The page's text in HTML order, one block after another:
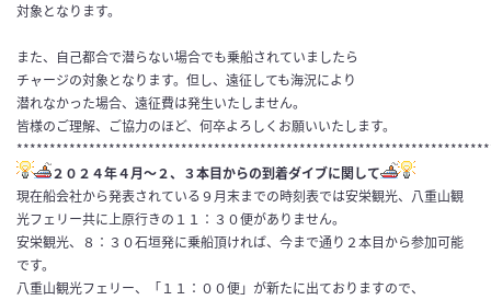
対象となります。
また、自己都合で潜らない場合でも乗船されていましたら
チャージの対象となります。但し、遠征しても海況により
潜れなかった場合、遠征費は発生いたしません。
皆様のご理解、ご協力のほど、何卒よろしくお願いいたします。
２０２４年４月〜２、３本目からの到着ダイブに関して
現在船会社から発表されている９月末までの時刻表では安栄観光、八重山観
光フェリー共に上原行きの１１：３０便がありません。
安栄観光、８：３０石垣発に乗船頂ければ、今まで通り２本目から参加可能
です。
八重山観光フェリー、「１１：００便」が新たに出ておりますので、